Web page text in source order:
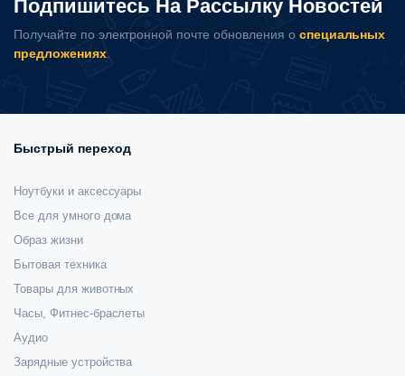
Подпишитесь На Рассылку Новостей
Получайте по электронной почте обновления о специальных
предложениях.
Быстрый переход
Ноутбуки и аксессуары
Все для умного дома
Образ жизни
Бытовая техника
Товары для животных
Часы, Фитнес-браслеты
Аудио
Зарядные устройства